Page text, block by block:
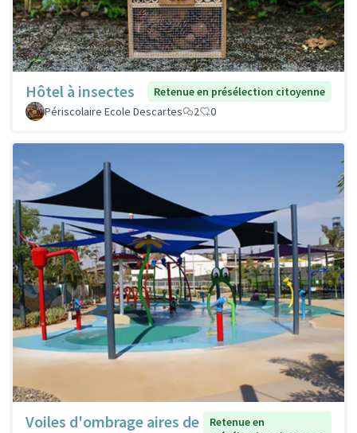
Hôtel à insectes
Retenue en présélection citoyenne
Périscolaire Ecole Descartes
2 0
Voiles d'ombrage aires de
Retenue en